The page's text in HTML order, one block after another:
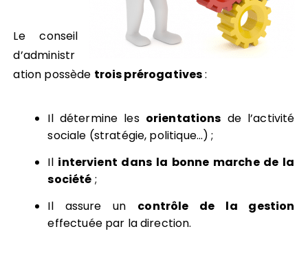
Le conseil
d’administr
ation possède trois prérogatives:
Il détermine les orientations de l’activité
sociale (stratégie, politique…) ;
Il intervient dans la bonne marche de la
société ;
Il assure un contrôle de la gestion
effectuée par la direction.